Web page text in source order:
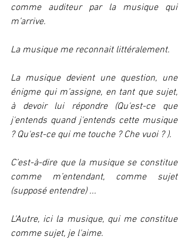
comme auditeur par la musique qui
m’arrive.
La musique me reconnait littéralement.
La musique devient une question, une
énigme qui m’assigne, en tant que sujet,
à devoir lui répondre (Qu'est-ce que
j'entends quand j'entends cette musique
? Qu'est-ce qui me touche ? Che vuoi ? ).
C’est-à-dire que la musique se constitue
comme m’entendant, comme sujet
(supposé entendre) ...
L'Autre, ici la musique, qui me constitue
comme sujet, je l'aime.